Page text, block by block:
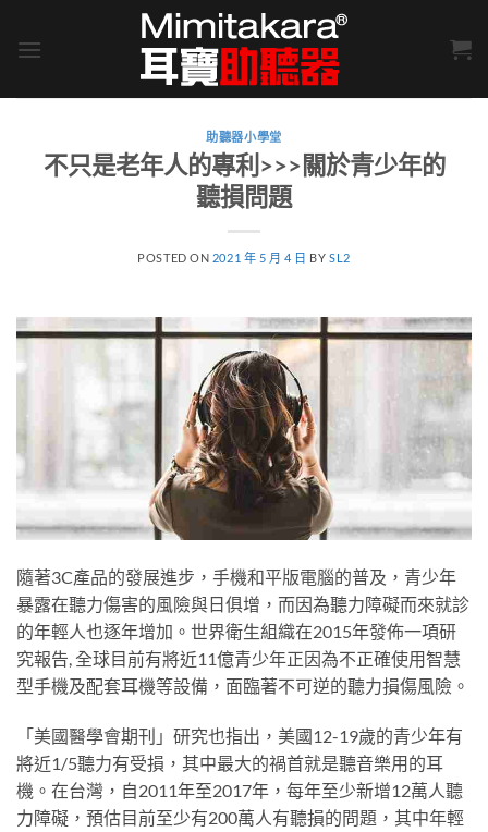
助聽器小學堂
不只是老年人的專利>>>關於青少年的
聽損問題
POSTED ON 2021 年 5 月 4 日 BY SL2
隨著3C產品的發展進步，手機和平版電腦的普及，青少年
暴露在聽力傷害的風險與日俱增，而因為聽力障礙而來就診
的年輕人也逐年增加。世界衛生組織在2015年發佈一項研
究報告, 全球目前有將近11億青少年正因為不正確使用智慧
型手機及配套耳機等設備，面臨著不可逆的聽力損傷風險。
「美國醫學會期刊」研究也指出，美國12-19歲的青少年有
將近1/5聽力有受損，其中最大的禍首就是聽音樂用的耳
機。在台灣，自2011年至2017年，每年至少新增12萬人聽
力障礙，預估目前至少有200萬人有聽損的問題，其中年輕